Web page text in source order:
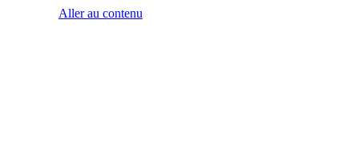
Aller au contenu